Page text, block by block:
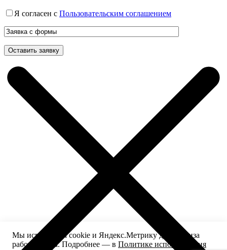
Я согласен с Пользовательским соглашением
Мы используем cookie и Яндекс.Метрику для анализа
работы сайта. Подробнее — в Политике использования